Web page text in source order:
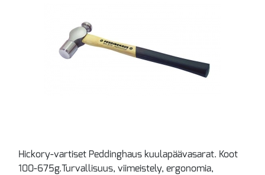
Hickory-vartiset Peddinghaus kuulapäävasarat. Koot
100-675g.Turvallisuus, viimeistely, ergonomia,